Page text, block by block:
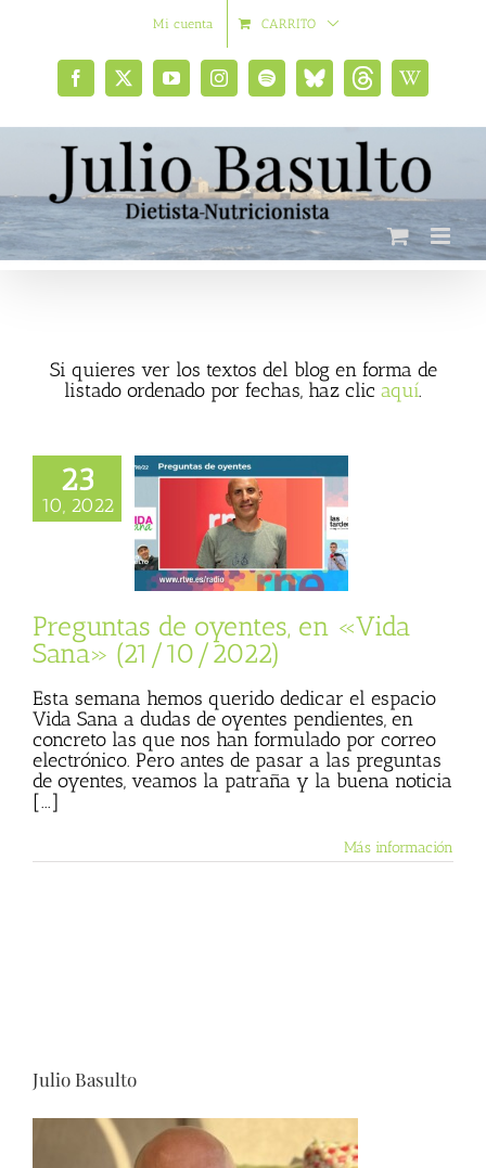
Mi cuenta CARRITO
Facebook
X YouTubeInstagramSpotifyBluesky
social
ThreadsWikipedia
Si quieres ver los textos del blog en forma de
listado ordenado por fechas, haz clic aquí.
23
10, 2022
de oyentes, en
(21/10/2022)
Preguntas de oyentes, en «Vida
Sana» (21/10/2022)
Esta semana hemos querido dedicar el espacio
Vida Sana a dudas de oyentes pendientes, en
concreto las que nos han formulado por correo
electrónico. Pero antes de pasar a las preguntas
de oyentes, veamos la patraña y la buena noticia
[...]
Más información
Julio Basulto